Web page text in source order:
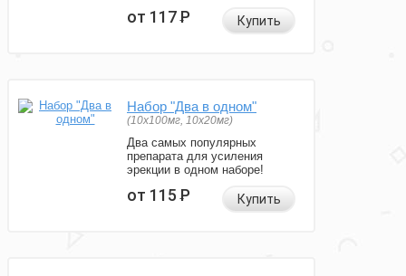
от 117Р Купить
Набор "Два в одном"
(10x100мг, 10x20мг)
Два самых популярных
препарата для усиления
эрекции в одном наборе!
от 115Р Купить